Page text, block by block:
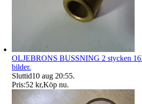
OLJEBRONS BUSSNING 2 stycken
bilder.
Sluttid10 aug 20:55.
Pris:52 kr,Köp nu.